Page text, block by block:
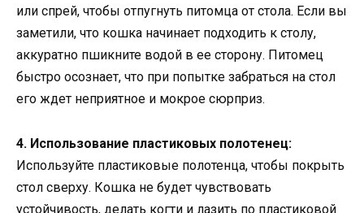
или спрей, чтобы отпугнуть питомца от стола. Если вы
заметили, что кошка начинает подходить к столу,
аккуратно пшикните водой в ее сторону. Питомец
быстро осознает, что при попытке забраться на стол
его ждет неприятное и мокрое сюрприз.
4. Использование пластиковых полотенец:
Используйте пластиковые полотенца, чтобы покрыть
стол сверху. Кошка не будет чувствовать
устойчивость, делать когти и лазить по пластиковой